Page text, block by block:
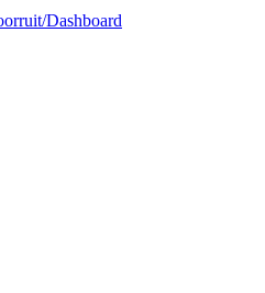
Dashboard